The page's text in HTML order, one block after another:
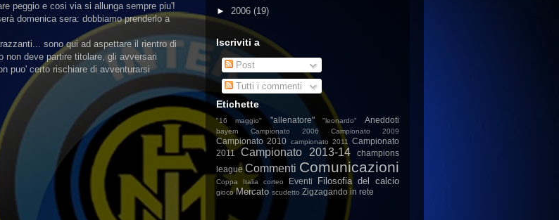
peggio e cosi via si allunga sempre piu'!
domenica sera: dobbiamo prenderlo a
sono qui ad aspettare il rientro di
deve partire titolare, gli avversari
puo' certo rischiare di avventurarsi
► 2006 (19)
Iscriviti a
Post
Tutti i commenti
Etichette
"16 maggio" "allenatore" "leonardo" Aneddoti
bayern Campionato 2006 Campionato 2009
Campionato 2010 campionato 2011
Campionato
2011
Campionato 2013-14
champions
league Commenti Comunicazioni
Coppa Italia corteo Eventi Filosofia del calcio
gioco Mercato scudetto Zigzagando in rete